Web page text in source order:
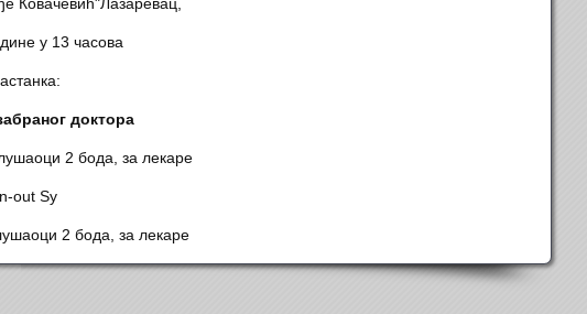
у 13 часова
доктора
2 бода, за лекаре
out Sy
2 бода, за лекаре